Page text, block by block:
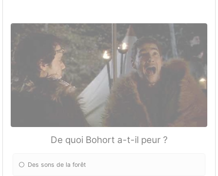
De quoi Bohort a-t-il peur ?
Des sons de la forêt